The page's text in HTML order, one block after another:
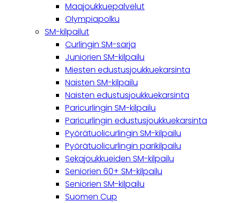
Maajoukkuepalvelut
Olympiapolku
SM-kilpailut
Curlingin SM-sarja
Juniorien SM-kilpailu
Miesten edustusjoukkuekarsinta
Naisten SM-kilpailu
Naisten edustusjoukkuekarsinta
Paricurlingin SM-kilpailu
Paricurlingin edustusjoukkuekarsinta
Pyörätuolicurlingin SM-kilpailu
Pyörätuolicurlingin parikilpailu
Sekajoukkueiden SM-kilpailu
Seniorien 60+ SM-kilpailu
Seniorien SM-kilpailu
Suomen Cup